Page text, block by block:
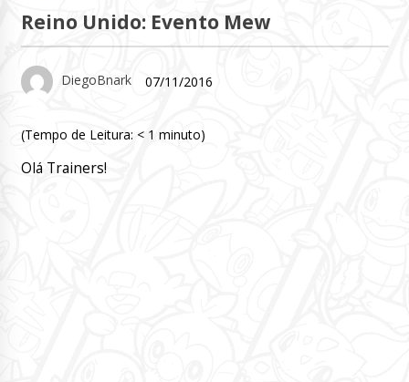
Reino Unido: Evento Mew
DiegoBnark 07/11/2016
(Tempo de Leitura: < 1 minuto)
Olá Trainers!